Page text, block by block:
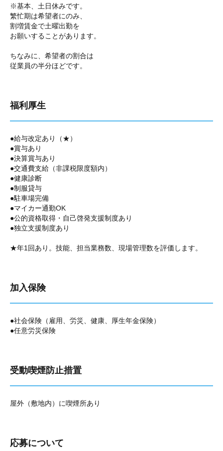
※基本、土日休みです。
繁忙期は希望者にのみ、
割増賃金で土曜出勤を
お願いすることがあります。
ちなみに、希望者の割合は
従業員の半分ほどです。
福利厚生
●給与改定あり（★）
●賞与あり
●決算賞与あり
●交通費支給（非課税限度額内）
●健康診断
●制服貸与
●駐車場完備
●マイカー通勤OK
●公的資格取得・自己啓発支援制度あり
●独立支援制度あり
★年1回あり。技能、担当業務数、現場管理数を評価します。
加入保険
●社会保険（雇用、労災、健康、厚生年金保険）
●任意労災保険
受動喫煙防止措置
屋外（敷地内）に喫煙所あり
応募について